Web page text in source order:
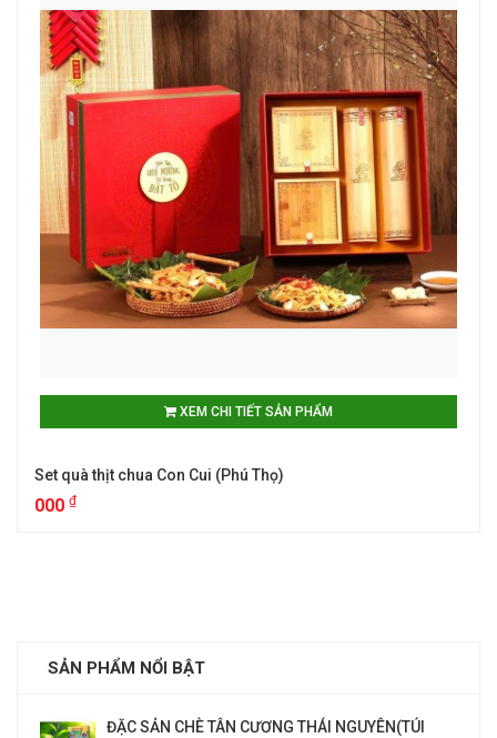
XEM CHI TIẾT SẢN PHẨM
Set quà thịt chua Con Cui (Phú Thọ)
000 ₫
SẢN PHẨM NỔI BẬT
ĐẶC SẢN CHÈ TÂN CƯƠNG THÁI NGUYÊN(TÚI